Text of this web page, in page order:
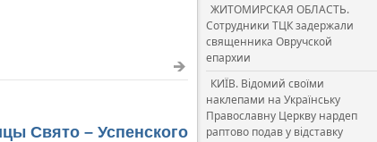
Свято – Успенского
ЖИТОМИРСКАЯ ОБЛАСТЬ.
Сотрудники ТЦК задержали
священника Овручской
епархии
КИЇВ. Відомий своїми
наклепами на Українську
Православну Церкву нардеп
раптово подав у відставку